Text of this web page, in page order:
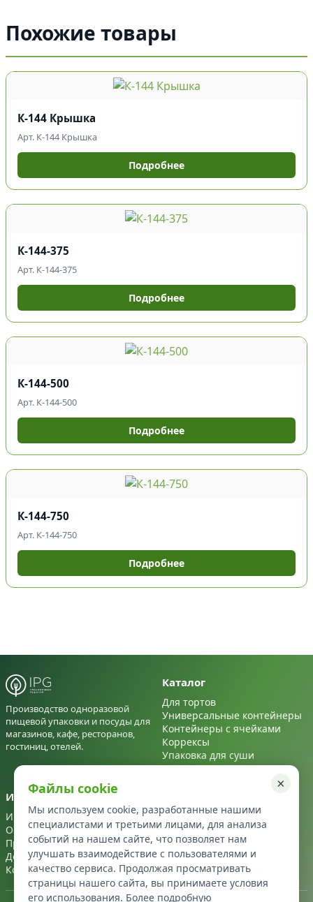
Похожие товары
К-144 Крышка
Арт. К-144 Крышка
Подробнее
К-144-375
Арт. К-144-375
Подробнее
К-144-500
Арт. К-144-500
Подробнее
К-144-750
Арт. К-144-750
Подробнее
Производство одноразовой
пищевой упаковки и посуды для
магазинов, кафе, ресторанов,
гостиниц, отелей.
Каталог
Для тортов
Универсальные контейнеры
Контейнеры с ячейками
Коррексы
Упаковка для суши
Для салатов
Информация
Информация
О нас
Производство
Доставка
Контакты
+7 495 122 22 72
info@ipg-upakovka.ru
×
Файлы cookie
Мы используем cookie, разработанные нашими
специалистами и третьими лицами, для анализа
событий на нашем сайте, что позволяет нам
улучшать взаимодействие с пользователями и
качество сервиса. Продолжая просматривать
страницы нашего сайта, вы принимаете условия
его использования. Более подробную